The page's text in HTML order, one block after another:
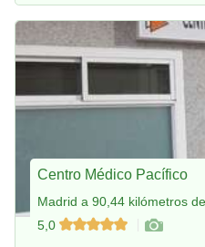
Centro Médico Pacífico
Madrid a 90,44 kilómetros
5,0